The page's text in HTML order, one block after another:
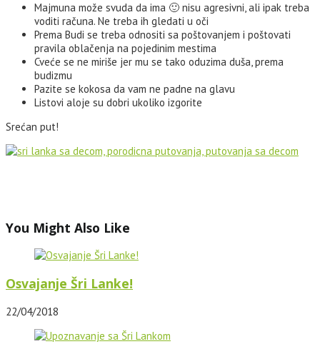
Majmuna može svuda da ima 🙂 nisu agresivni, ali ipak treba
voditi računa. Ne treba ih gledati u oči
Prema Budi se treba odnositi sa poštovanjem i poštovati
pravila oblačenja na pojedinim mestima
Cveće se ne miriše jer mu se tako oduzima duša, prema
budizmu
Pazite se kokosa da vam ne padne na glavu
Listovi aloje su dobri ukoliko izgorite
Srećan put!
You Might Also Like
Osvajanje Šri Lanke!
22/04/2018